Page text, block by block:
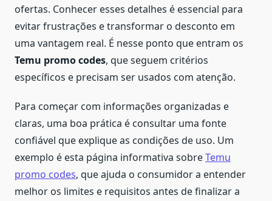
ofertas. Conhecer esses detalhes é essencial para
evitar frustrações e transformar o desconto em
uma vantagem real. É nesse ponto que entram os
Temu promo codes, que seguem critérios
específicos e precisam ser usados com atenção.
Para começar com informações organizadas e
claras, uma boa prática é consultar uma fonte
confiável que explique as condições de uso. Um
exemplo é esta página informativa sobreTemu
promo codes, que ajuda o consumidor a entender
melhor os limites e requisitos antes de finalizar a